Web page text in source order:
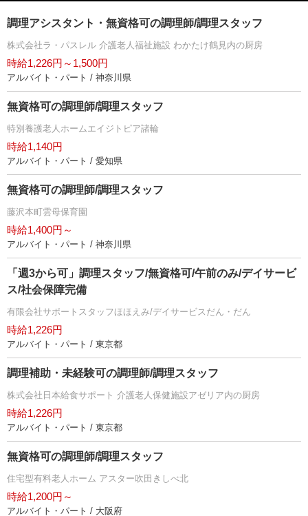
調理アシスタント・無資格可の調理師/調理スタッフ
株式会社ラ・パスレル 介護老人福祉施設 わかたけ鶴見内の厨房
時給1,226円～1,500円
アルバイト・パート / 神奈川県
無資格可の調理師/調理スタッフ
特別養護老人ホームエイジトピア諸輪
時給1,140円
アルバイト・パート / 愛知県
無資格可の調理師/調理スタッフ
藤沢本町雲母保育園
時給1,400円～
アルバイト・パート / 神奈川県
「週3から可」調理スタッフ/無資格可/午前のみ/デイサービ
ス/社会保障完備
有限会社サポートスタッフほほえみ/デイサービスだん・だん
時給1,226円
アルバイト・パート / 東京都
調理補助・未経験可の調理師/調理スタッフ
株式会社日本給食サポート 介護老人保健施設アゼリア内の厨房
時給1,226円
アルバイト・パート / 東京都
無資格可の調理師/調理スタッフ
住宅型有料老人ホーム アスター吹田きしべ北
時給1,200円～
アルバイト・パート / 大阪府